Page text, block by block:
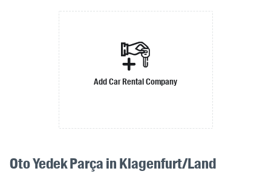
Add Car Rental Company
Oto Yedek Parça in Klagenfurt/Land